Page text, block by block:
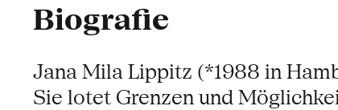
Biografie
Jana Mila Lippitz (*1988 in
Sie lotet Grenzen und